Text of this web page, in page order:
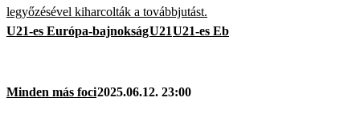
legyőzésével kiharcolták a továbbjutást.
U21-es Európa-bajnokságU21U21-es Eb
Minden más foci2025.06.12. 23:00